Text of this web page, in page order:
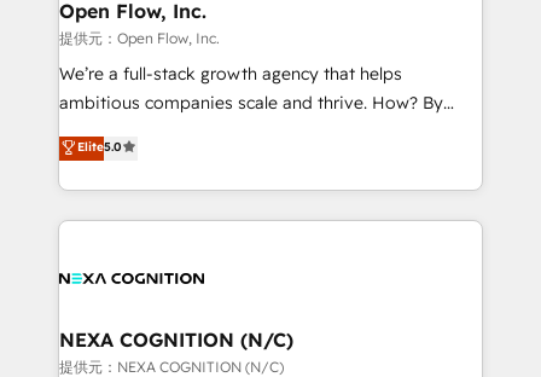
distribution, commercial real estate, technology,
finserv/fintech, IT managed services, transportation
& logistics, energy/solar, staffing and recruiting,
media, healthcare and government contractors. Our
Technical Solutions, Enablement Solutions, Digital
Solutions and Growth Solutions. As a fully
Open Flow, Inc.
提供元：Open Flow, Inc.
We’re a full-stack growth agency that helps
ambitious companies scale and thrive. How? By
upgrading and streamlining every single revenue-
generating aspect of your business. We’re proud
HubSpot Elite Solutions Partners and devout CRM
nerds who can harness HubSpot’s custom digital
experience. Working hand-in-hand with your team,
traffic, generates better leads and crushes your
revenue goals. We've worked with thousands of
Elite5.0
NEXA COGNITION (N/C)
提供元：NEXA COGNITION (N/C)